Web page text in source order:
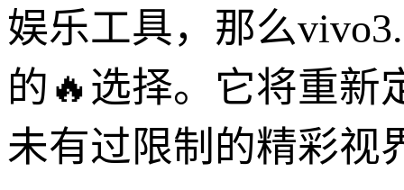
娱乐工具，那么
的🔥选择。它将重新
未有过限制的精彩视